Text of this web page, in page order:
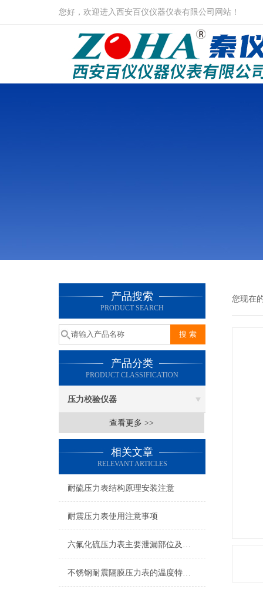
您好，欢迎进入西安百仪仪器仪表有限公司网站！
产品搜索
PRODUCT SEARCH
产品分类
PRODUCT CLASSIFICATION
压力校验仪器
查看更多 >>
相关文章
RELEVANT ARTICLES
耐硫压力表结构原理安装注意
耐震压力表使用注意事项
六氟化硫压力表主要泄漏部位及处理方法
不锈钢耐震隔膜压力表的温度特性和耐蚀性都是我们需要了解清楚的
您现在